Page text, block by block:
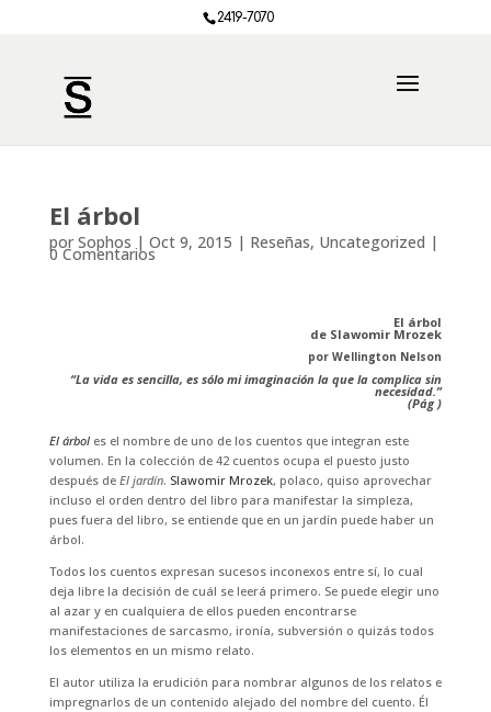
2419-7070
El árbol
por Sophos | Oct 9, 2015 | Reseñas, Uncategorized |
0 Comentarios
El árbol
de Slawomir Mrozek
por Wellington Nelson
“La vida es sencilla, es sólo mi imaginación la que la complica sin
necesidad.”
(Pág )
El árbol es el nombre de uno de los cuentos que integran este
volumen. En la colección de 42 cuentos ocupa el puesto justo
después de El jardín. Slawomir Mrozek, polaco, quiso aprovechar
incluso el orden dentro del libro para manifestar la simpleza,
pues fuera del libro, se entiende que en un jardín puede haber un
árbol.
Todos los cuentos expresan sucesos inconexos entre sí, lo cual
deja libre la decisión de cuál se leerá primero. Se puede elegir uno
al azar y en cualquiera de ellos pueden encontrarse
manifestaciones de sarcasmo, ironía, subversión o quizás todos
los elementos en un mismo relato.
El autor utiliza la erudición para nombrar algunos de los relatos e
impregnarlos de un contenido alejado del nombre del cuento. Él